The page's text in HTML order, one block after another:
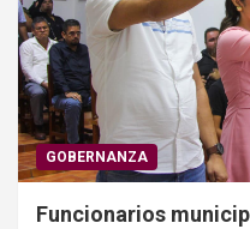
GOBERNANZA
Funcionarios